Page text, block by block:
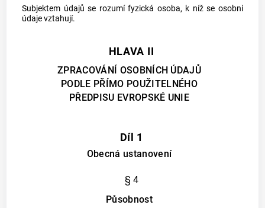
Subjektem údajů se rozumí fyzická osoba, k níž se osobní
údaje vztahují.
HLAVA II
ZPRACOVÁNÍ OSOBNÍCH ÚDAJŮ
PODLE PŘÍMO POUŽITELNÉHO
PŘEDPISU EVROPSKÉ UNIE
Díl 1
Obecná ustanovení
§ 4
Působnost